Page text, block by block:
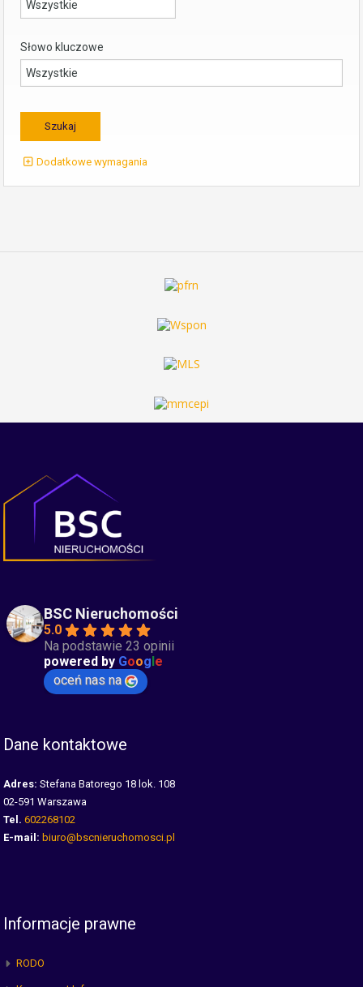
Słowo kluczowe
Dodatkowe wymagania
BSC Nieruchomości
5.0
Na podstawie 23 opinii
powered by Google
oceń nas na
Dane kontaktowe
Adres: Stefana Batorego 18 lok. 108
02-591 Warszawa
Tel. 602268102
E-mail: biuro@bscnieruchomosci.pl
Informacje prawne
RODO